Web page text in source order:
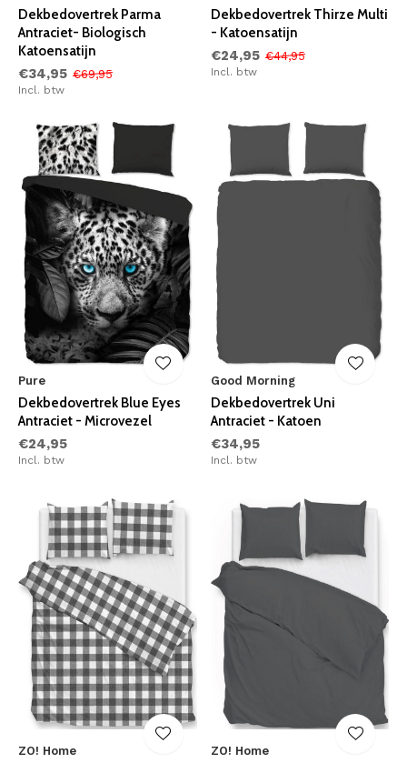
Dekbedovertrek Parma
Antraciet- Biologisch
Katoensatijn
€34,95 €69,95
Incl. btw
Dekbedovertrek Thirze Multi
- Katoensatijn
€24,95 €44,95
Incl. btw
Pure
Dekbedovertrek Blue Eyes
Antraciet - Microvezel
€24,95
Incl. btw
Good Morning
Dekbedovertrek Uni
Antraciet - Katoen
€34,95
Incl. btw
ZO! Home ZO! Home